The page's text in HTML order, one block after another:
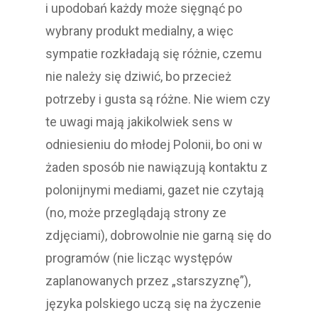
i upodobań każdy może sięgnąć po
wybrany produkt medialny, a więc
sympatie rozkładają się różnie, czemu
nie należy się dziwić, bo przecież
potrzeby i gusta są różne. Nie wiem czy
te uwagi mają jakikolwiek sens w
odniesieniu do młodej Polonii, bo oni w
żaden sposób nie nawiązują kontaktu z
polonijnymi mediami, gazet nie czytają
(no, może przeglądają strony ze
zdjęciami), dobrowolnie nie garną się do
programów (nie licząc występów
zaplanowanych przez „starszyznę”),
języka polskiego uczą się na życzenie